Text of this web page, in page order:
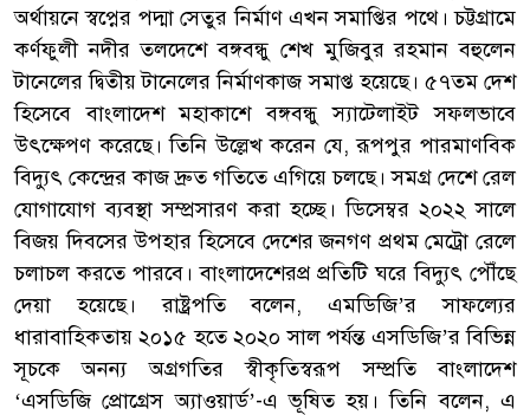
অর্থায়নে স্বপ্নের পদ্মা সেতুর নির্মাণ এখন সমাপ্তির পথে। চট্টগ্রামে
কর্ণফুলী নদীর তলদেশে বঙ্গবন্ধু শেখ মুজিবুর রহমান বহুলেন
টানেলের দ্বিতীয় টানেলের নির্মাণকাজ সমাপ্ত হয়েছে। ৫৭তম দেশ
হিসেবে বাংলাদেশ মহাকাশে বঙ্গবন্ধু স্যাটেলাইট সফলভাবে
উৎক্ষেপণ করেছে। তিনি উল্লেখ করেন যে, রূপপুর পারমাণবিক
বিদ্যুৎ কেন্দ্রের কাজ দ্রুত গতিতে এগিয়ে চলছে। সমগ্র দেশে রেল
যোগাযোগ ব্যবস্থা সম্প্রসারণ করা হচ্ছে। ডিসেম্বর ২০২২ সালে
বিজয় দিবসের উপহার হিসেবে দেশের জনগণ প্রথম মেট্রো রেলে
চলাচল করতে পারবে। বাংলাদেশেরপ্র প্রতিটি ঘরে বিদ্যুৎ পৌঁছে
দেয়া হয়েছে। রাষ্ট্রপতি বলেন, এমডিজি’র সাফল্যের
ধারাবাহিকতায় ২০১৫ হতে ২০২০ সাল পর্যন্ত এসডিজি’র বিভিন্ন
সূচকে অনন্য অগ্রগতির স্বীকৃতিস্বরূপ সম্প্রতি বাংলাদেশ
‘এসডিজি প্রোগ্রেস অ্যাওয়ার্ড’-এ ভূষিত হয়। তিনি বলেন, এ